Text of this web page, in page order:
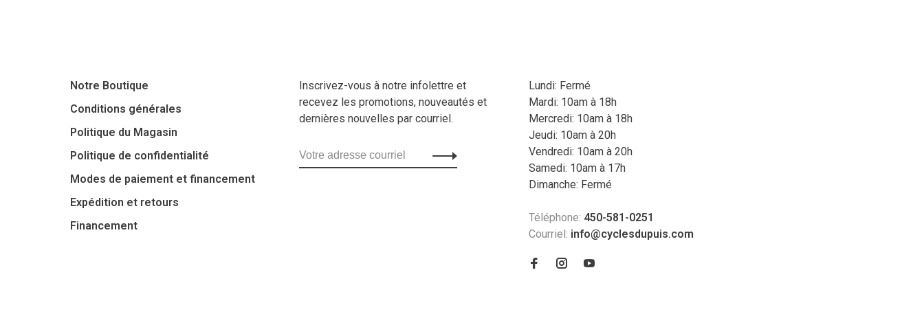
Notre Boutique
Conditions générales
Politique du Magasin
Politique de confidentialité
Modes de paiement et financement
Expédition et retours
Financement
Inscrivez-vous à notre infolettre et
recevez les promotions, nouveautés et
dernières nouvelles par courriel.
Lundi: Fermé
Mardi: 10am à 18h
Mercredi: 10am à 18h
Jeudi: 10am à 20h
Vendredi: 10am à 20h
Samedi: 10am à 17h
Dimanche: Fermé
Téléphone: 450-581-0251
Courriel: info@cyclesdupuis.com